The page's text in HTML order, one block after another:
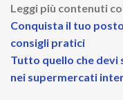
Leggi più contenuti
Conquista il tuo
consigli pratici
Tutto quello che devi
nei supermercati